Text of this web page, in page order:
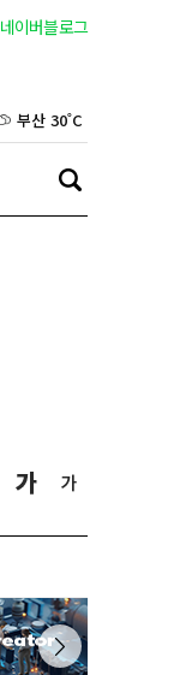
네이버블로그
대구 33˚C
인천 33˚C
제주 30˚C